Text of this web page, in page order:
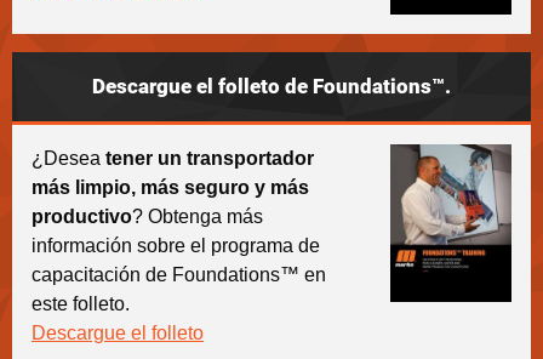
Descargue el folleto de Foundations™.
¿Desea tener un transportador
más limpio, más seguro y más
productivo? Obtenga más
información sobre el programa de
capacitación de Foundations™ en
este folleto.
Descargue el folleto